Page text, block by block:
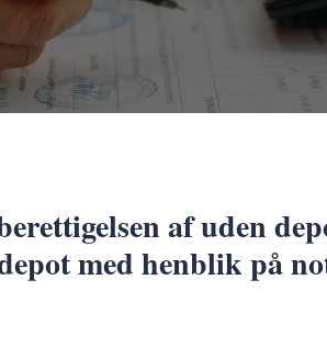
af uden
med henblik på